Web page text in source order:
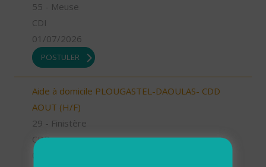
55 - Meuse
CDI
01/07/2026
POSTULER
Aide à domicile PLOUGASTEL-DAOULAS- CDD
AOUT (H/F)
29 - Finistère
CDD